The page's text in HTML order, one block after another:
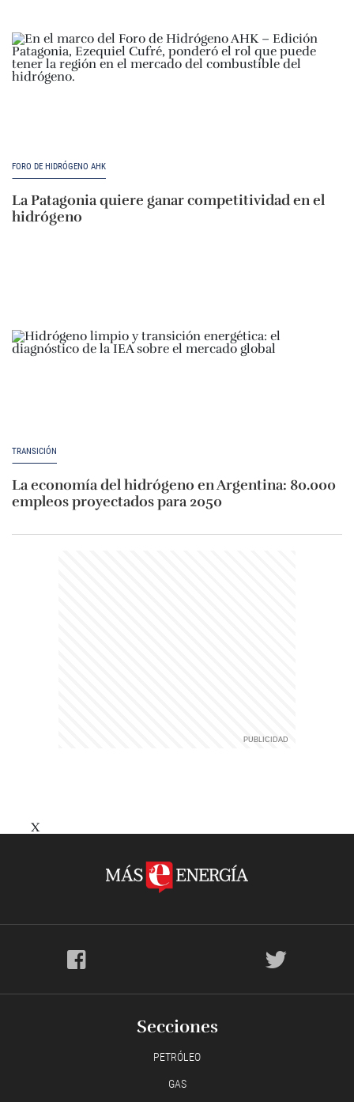
FORO DE HIDRÓGENO AHK
La Patagonia quiere ganar competitividad en el
hidrógeno
TRANSICIÓN
La economía del hidrógeno en Argentina: 80.000
empleos proyectados para 2050
X
Secciones
PETRÓLEO
GAS